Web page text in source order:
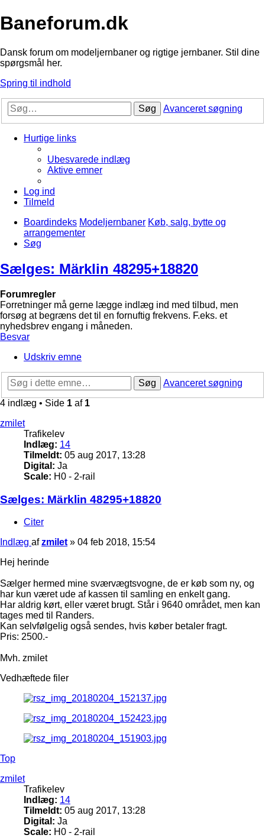
Baneforum.dk
Dansk forum om modeljernbaner og rigtige jernbaner. Stil dine
spørgsmål her.
Spring til indhold
Søg Avanceret søgning
Hurtige links
Ubesvarede indlæg
Aktive emner
Log ind
Tilmeld
Boardindeks Modeljernbaner Køb, salg, bytte og
arrangementer
Søg
Sælges: Märklin 48295+18820
Forumregler
Forretninger må gerne lægge indlæg ind med tilbud, men
forsøg at begræns det til en fornuftig frekvens. F.eks. et
nyhedsbrev engang i måneden.
Besvar
Udskriv emne
Søg
Avanceret søgning
4 indlæg • Side 1 af 1
zmilet
Trafikelev
Indlæg: 14
Tilmeldt: 05 aug 2017, 13:28
Digital: Ja
Scale: H0 - 2-rail
Sælges: Märklin 48295+18820
Citer
Indlæg afzmilet » 04 feb 2018, 15:54
Hej herinde
Sælger hermed mine sværvægtsvogne, de er køb som ny, og
har kun været ude af kassen til samling en enkelt gang.
Har aldrig kørt, eller været brugt. Står i 9640 området, men kan
tages med til Randers.
Kan selvfølgelig også sendes, hvis køber betaler fragt.
Pris: 2500.-
Mvh. zmilet
Vedhæftede filer
Top
zmilet
Trafikelev
Indlæg: 14
Tilmeldt: 05 aug 2017, 13:28
Digital: Ja
Scale: H0 - 2-rail